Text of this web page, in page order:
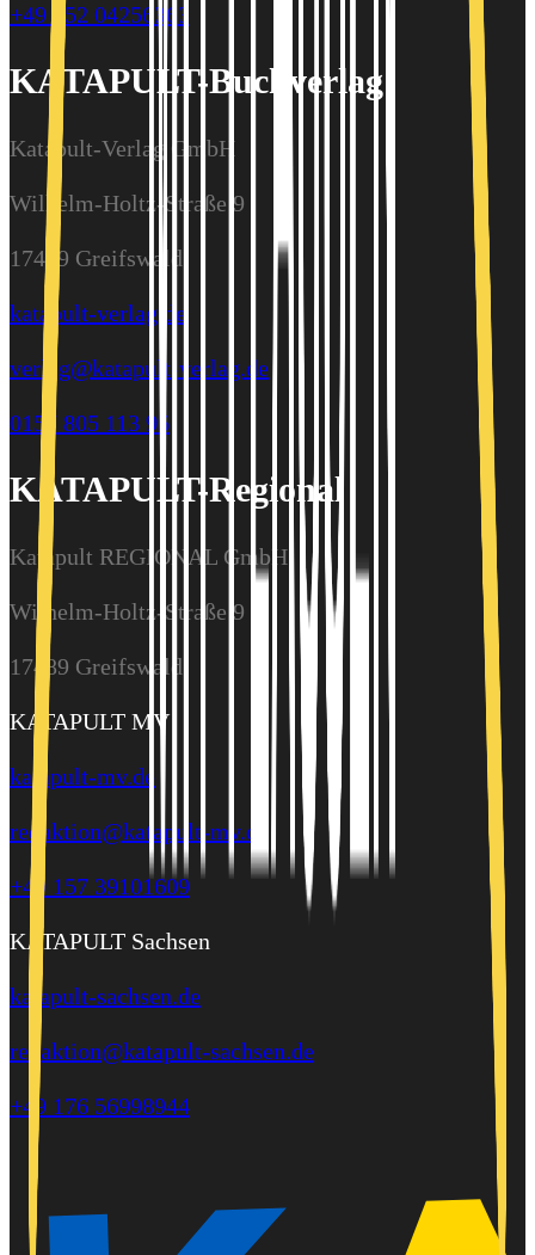
+49 152 04256363
KATAPULT-Buchverlag
Katapult-Verlag GmbH
Wilhelm-Holtz-Straße 9
17489 Greifswald
katapult-verlag.de
verlag@katapult-verlag.de
0157 805 113 95
KATAPULT-Regional
Katapult REGIONAL GmbH
Wilhelm-Holtz-Straße 9
17489 Greifswald
KATAPULT MV
katapult-mv.de
redaktion@katapult-mv.de
+49 157 39101609
KATAPULT Sachsen
katapult-sachsen.de
redaktion@katapult-sachsen.de
+49 176 56998944